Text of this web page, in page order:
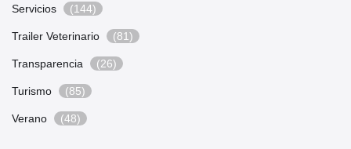
Servicios (144)
Trailer Veterinario (81)
Transparencia (26)
Turismo (85)
Verano (48)